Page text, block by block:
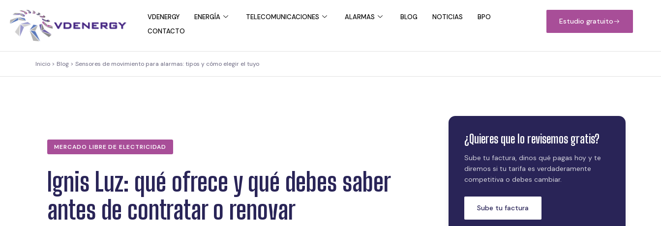
VDENERGY ENERGÍA TELECOMUNICACIONES ALARMAS BLOG NOTICIAS
BPO
CONTACTO
Estudio gratuito
Inicio > Blog > Sensores de movimiento para alarmas: tipos y cómo elegir el tuyo
MERCADO LIBRE DE ELECTRICIDAD
Ignis Luz: qué ofrece y qué debes saber
antes de contratar o renovar
¿Quieres que lo revisemos gratis?
Sube tu factura, dinos qué pagas hoy y te
diremos si tu tarifa es verdaderamente
competitiva o debes cambiar.
Sube tu factura